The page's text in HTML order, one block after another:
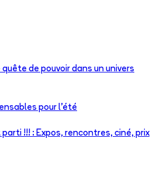
de pouvoir dans un univers
pour l’été
!!! : Expos, rencontres, ciné, prix